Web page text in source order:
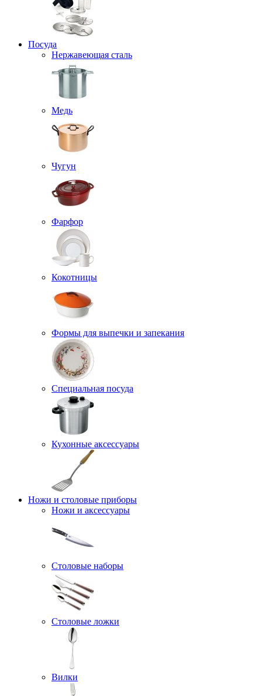
Посуда
Нержавеющая сталь
Медь
Чугун
Фарфор
Кокотницы
Формы для выпечки и запекания
Специальная посуда
Кухонные аксессуары
Ножи и столовые приборы
Ножи и аксессуары
Столовые наборы
Столовые ложки
Вилки